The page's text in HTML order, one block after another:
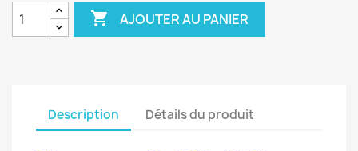
 AJOUTER AU PANIER
Description Détails du produit